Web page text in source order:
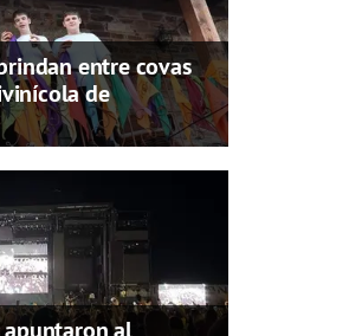
entre covas
de
apuntaron al